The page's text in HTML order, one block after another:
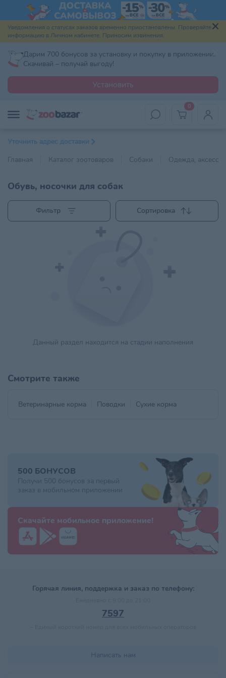
Уведомления о статусах заказов временно приостановлены. Проверяйте
информацию в Личном кабинете. Приносим извинения.
Дарим 700 бонусов за установку и покупку в приложении.
Скачивай – получай выгоду!
Установить
0
Уточнить адрес доставки
Главная
Каталог зоотоваров Собаки Одежда,
Обувь, носочки для собак
Фильтр Сортировка
Данный раздел находится на стадии наполнения
Смотрите также
Ветеринарные корма Поводки Сухие корма
500 БОНУСОВ
Получи 500 бонусов за первый
заказ в мобильном приложении
Скачайте мобильное приложение!
Горячая линия, поддержка и заказ по телефону:
7597
Написать нам